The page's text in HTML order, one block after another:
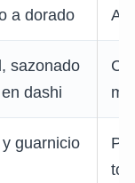
a dorado
sazonado
dashi
guarnicio